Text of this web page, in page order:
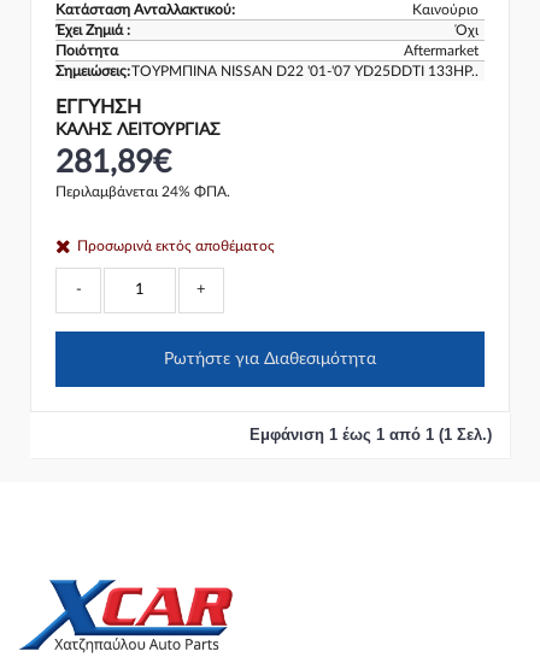
Κατάσταση Ανταλλακτικού:
Καινούριο
Έχει Ζημιά :
Όχι
Ποιότητα
Aftermarket
Σημειώσεις:ΤΟΥΡΜΠΙΝΑ NISSAN D22 '01-'07 YD25DDTI 133HP..
ΕΓΓΎΗΣΗ
ΚΑΛΗΣ ΛΕΙΤΟΥΡΓΙΑΣ
281,89€
Περιλαμβάνεται 24% ΦΠΑ.
Προσωρινά εκτός αποθέματος
- +
Ρωτήστε για Διαθεσιμότητα
Εμφάνιση 1 έως 1 από 1 (1 Σελ.)